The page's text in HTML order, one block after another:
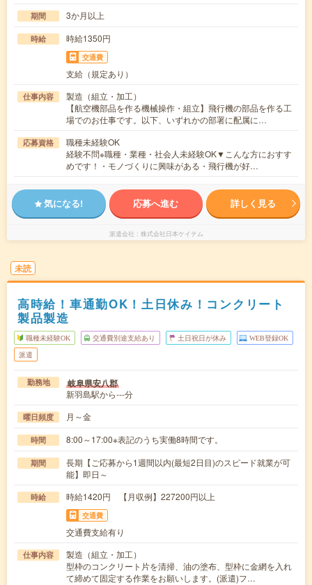
期間 3か月以上
時給 時給1350円
交通費
支給（規定あり）
仕事内容
製造（組立・加工）
【航空機部品を作る機械操作・組立】飛行機の部品を作る工
場でのお仕事です。以下、いずれかの部署に配属に…
応募資格
職種未経験OK
経験不問※職種・業種・社会人未経験OK▼こんな方におすす
めです！・モノづくりに興味がある・飛行機が好…
気になる! 応募へ進む 詳しく見る
派遣会社 株式会社日本ケイテム
未読
高時給！車通勤OK！土日休み！コンクリート
製品製造
職種未経験OK 交通費別途支給あり 土日祝日が休み WEB登録OK
派遣
勤務地 岐阜県安八郡
新羽島駅から---分
曜日頻度 月～金
時間 8:00～17:00※表記のうち実働8時間です。
期間
長期【ご応募から1週間以内(最短2日目)のスピード就業が可
能】即日～
時給 時給1420円 【月収例】227200円以上
交通費
交通費支給有り
仕事内容
製造（組立・加工）
型枠のコンクリート片を清掃、油の塗布、型枠に金網を入れ
て締めて固定する作業をお願いします。(派遣)フ…